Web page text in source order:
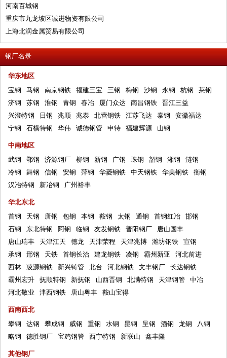
河南百城钢
重庆市九龙坡区诚进物资有限公司
上海北润金属贸易有限公司
钢厂名录
华东地区
宝钢
马钢 南京钢铁 福建三宝 三钢 梅钢 沙钢 永钢 杭钢
莱钢
济钢
苏钢 淮钢 青钢 春冶 厦门众达 南昌钢铁
晋江三益
兴澄特钢
日钢 兆顺 兆泰 北营钢铁 江苏飞达 泰钢
安徽福达
宁钢
石横特钢 华伟 诚德钢管 申特 福建辉源 山钢
中南地区
武钢
鄂钢 济源钢厂 柳钢 新钢 广钢 珠钢 韶钢 湘钢
涟钢
冷钢
舞钢 信钢 安钢 萍钢 华菱钢铁 中天钢铁 华美钢铁
衡钢
汉冶特钢
新冶钢 广州裕丰
华北东北
首钢
天钢 唐钢 包钢 本钢 鞍钢 太钢 通钢 首钢红冶
邯钢
石钢
东北特钢 阿钢 临钢 友发钢铁 普阳钢厂
唐山国丰
唐山瑞丰
天津江天 德龙 天津荣程 天津兆博 潍坊钢铁
宣钢
承钢
邢钢 天铁 首钢长治 建龙钢铁 凌钢 霸州新亚
河北前进
西林
凌源钢铁 新兴铸管 北台 河北钢铁 文丰钢厂
长达钢铁
霸州宏升
抚顺特钢 新抚钢 山西晋钢 北满特钢 天津钢管
中冶
河北敬业
津西钢铁 唐山粤丰 鞍山宝得
西南西北
攀钢
达钢 攀成钢 威钢 重钢 水钢 昆钢 呈钢 酒钢 龙钢
八钢
略钢
德胜钢厂 宝鸡钢管 西宁特钢 新联山 鑫丰隆
其他钢厂